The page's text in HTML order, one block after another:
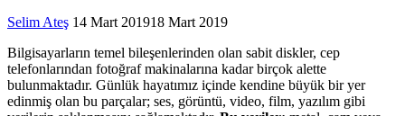
Selim Ateş 14 Mart 201918 Mart 2019
Bilgisayarların temel bileşenlerinden olan sabit diskler, cep
telefonlarından fotoğraf makinalarına kadar birçok alette
bulunmaktadır. Günlük hayatımız içinde kendine büyük bir yer
edinmiş olan bu parçalar; ses, görüntü, video, film, yazılım gibi